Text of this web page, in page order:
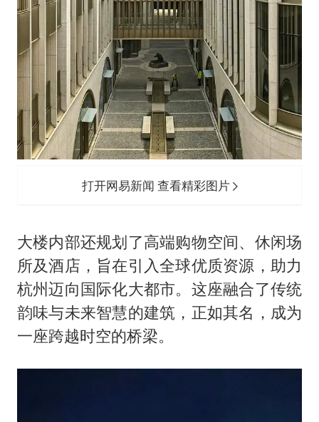
打开网易新闻 查看精彩图片
大楼内部还规划了高端购物空间、休闲场
所及酒店，旨在引入全球优质资源，助力
杭州迈向国际化大都市。这座融合了传统
韵味与未来智慧的建筑，正如其名，成为
一座跨越时空的桥梁。